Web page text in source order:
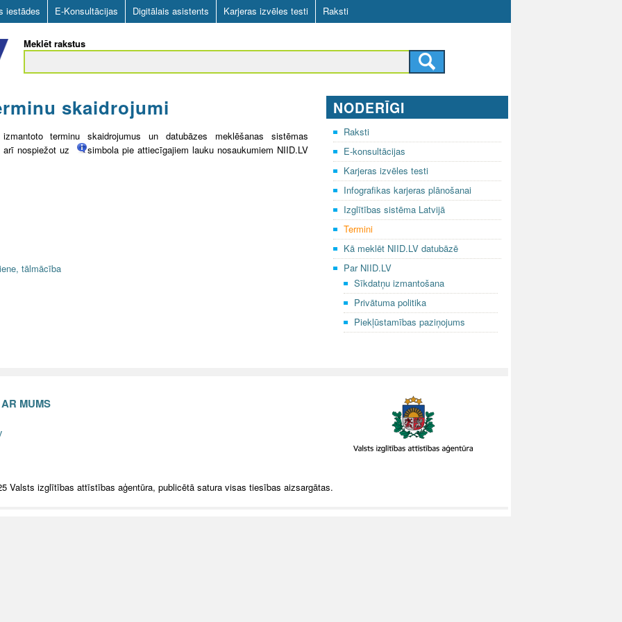
Skip
to
iestādes E-Konsultācijas Digitālais asistents Karjeras izvēles testi Raksti
Meklēt rakstus
skaidrojumi
terminu skaidrojumus un datubāzes meklēšanas sistēmas
nospiežot uz
simbola pie attiecīgajiem lauku nosaukumiem NIID.LV
tālmācība
NODERĪGI
Raksti
E-konsultācijas
Karjeras izvēles testi
Infografikas karjeras plānošanai
Izglītības sistēma Latvijā
Termini
Kā meklēt NIID.LV datubāzē
Par NIID.LV
Sīkdatņu izmantošana
Privātuma politika
Piekļūstamības paziņojums
MUMS
Valsts izglītības attīstības aģentūra, publicētā satura visas tiesības aizsargātas.